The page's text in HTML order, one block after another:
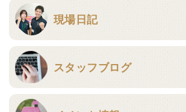
現場日記
スタッフブログ